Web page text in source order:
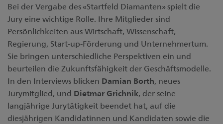
Bei der Vergabe des «Startfeld Diamanten» spielt die
Jury eine wichtige Rolle. Ihre Mitglieder sind
Persönlichkeiten aus Wirtschaft, Wissenschaft,
Regierung, Start-up-Förderung und Unternehmertum.
Sie bringen unterschiedliche Perspektiven ein und
beurteilen die Zukunftsfähigkeit der Geschäftsmodelle.
In den Interviews blicken Damian Borth, neues
Jurymitglied, und Dietmar Grichnik, der seine
langjährige Jurytätigkeit beendet hat, auf die
diesjährigen Kandidatinnen und Kandidaten sowie die